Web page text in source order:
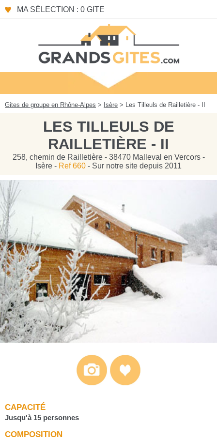
MA SÉLECTION : 0 GITE
Gites de groupe en Rhône-Alpes > Isère > Les Tilleuls de Railletière - II
LES TILLEULS DE
RAILLETIÈRE - II
258, chemin de Railletière - 38470 Malleval en Vercors -
Isère - Ref 660 - Sur notre site depuis 2011
CAPACITÉ
Jusqu'à 15 personnes
COMPOSITION
Panneau de gestion des cookies